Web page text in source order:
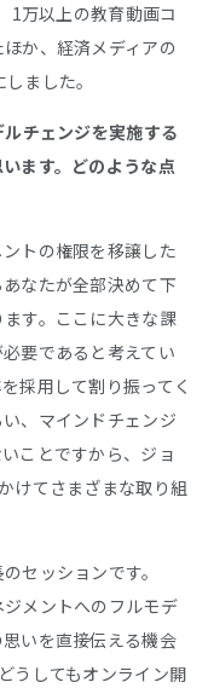
1万以上の教育動画コ
か、経済メディアの
ました。
ルチェンジを実施する
ます。どのような点
トの権限を移譲した
なたが全部決めて下
す。ここに大きな課
要であると考えてい
採用して割り振ってく
、マインドチェンジ
ことですから、ジョ
けてさまざまな取り組
セッションです。
ジメントへのフルモデ
いを直接伝える機会
うしてもオンライン開